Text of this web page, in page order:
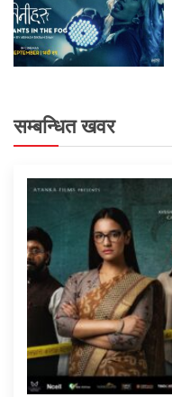
सम्बन्धित खवर